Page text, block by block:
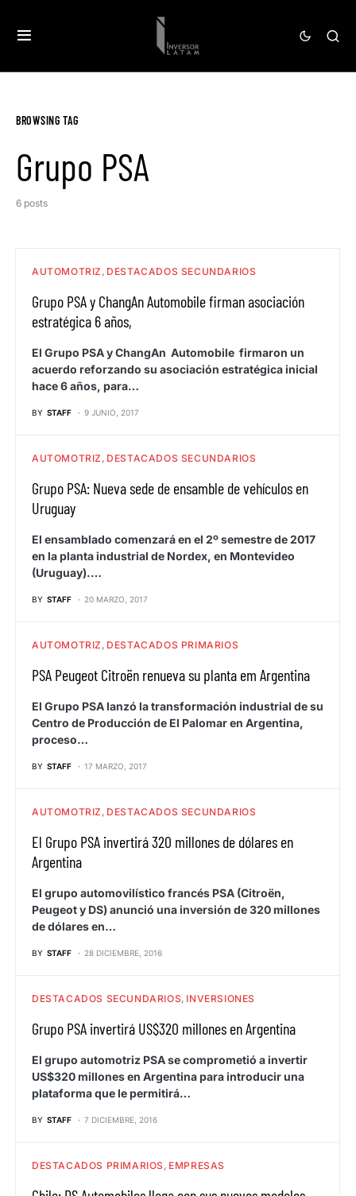
BROWSING TAG
Grupo PSA
6 posts
AUTOMOTRIZ DESTACADOS SECUNDARIOS
Grupo PSA y ChangAn Automobile firman asociación
estratégica 6 años,
El Grupo PSA y ChangAn Automobile firmaron un
acuerdo reforzando su asociación estratégica inicial
hace 6 años, para…
BY STAFF 9 JUNIO, 2017
AUTOMOTRIZ DESTACADOS SECUNDARIOS
Grupo PSA: Nueva sede de ensamble de vehículos en
Uruguay
El ensamblado comenzará en el 2º semestre de 2017
en la planta industrial de Nordex, en Montevideo
(Uruguay).…
BY STAFF 20 MARZO, 2017
AUTOMOTRIZ DESTACADOS PRIMARIOS
PSA Peugeot Citroën renueva su planta em Argentina
El Grupo PSA lanzó la transformación industrial de su
Centro de Producción de El Palomar en Argentina,
proceso…
BY STAFF 17 MARZO, 2017
AUTOMOTRIZ DESTACADOS SECUNDARIOS
El Grupo PSA invertirá 320 millones de dólares en
Argentina
El grupo automovilístico francés PSA (Citroën,
Peugeot y DS) anunció una inversión de 320 millones
de dólares en…
BY STAFF 28 DICIEMBRE, 2016
DESTACADOS SECUNDARIOS INVERSIONES
Grupo PSA invertirá US$320 millones en Argentina
El grupo automotriz PSA se comprometió a invertir
US$320 millones en Argentina para introducir una
plataforma que le permitirá…
BY STAFF 7 DICIEMBRE, 2016
DESTACADOS PRIMARIOS EMPRESAS